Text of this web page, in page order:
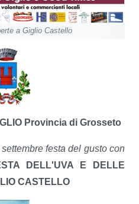
a Giglio Castello
Provincia di Grosseto
festa del gusto con
DELL'UVA E DELLE
CASTELLO